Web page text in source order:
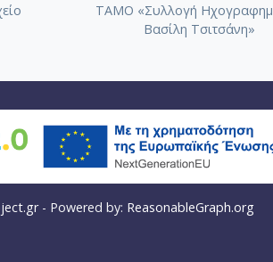
ΤΑΜΟ «Συλλογή
Βασίλη Τσιτσάνη»
- Powered by: ReasonableGraph.org